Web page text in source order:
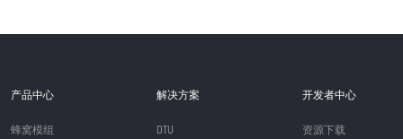
产品中心
蜂窝模组
解决方案
DTU
开发者中心
资源下载